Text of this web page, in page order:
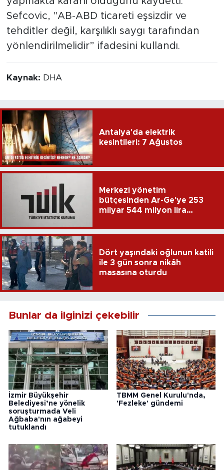
Sefcovic, "AB-ABD ticareti eşsizdir ve
tehditler değil, karşılıklı saygı tarafından
yönlendirilmelidir” ifadesini kullandı.
Kaynak: DHA
Antalya'da elektrik
kesintileri: 7 Ağustos
Merkezi yönetim
bütçesinden Ar-Ge'ye 253
milyar 544 milyon lira
Dört yaşındaki oğlunun katili
ile 3 gün sonra nikâh
masasına oturdu
Bunlar da ilginizi çekebilir
İzmir Büyükşehir
Belediyesi’ne yönelik
soruşturmada Veli
Ağbaba'nın ağabeyi
tutuklandı
TBMM Genel Kurulu'nda,
'Fezleke' gündemi